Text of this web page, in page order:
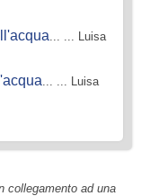
... ... Luisa
... ... Luisa
collegamento ad una